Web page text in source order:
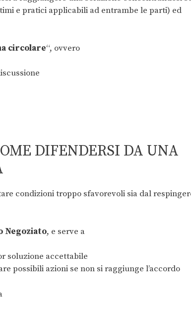
e pratici applicabili ad entrambe le parti) ed
circolare“, ovvero
DIFENDERSI DA UNA
condizioni troppo sfavorevoli sia dal
Negoziato, e serve a
soluzione accettabile
possibili azioni se non si raggiunge l’accordo